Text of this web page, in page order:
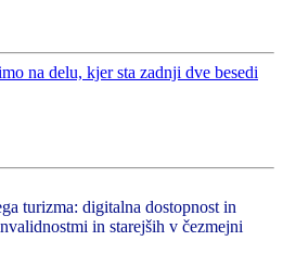
turizma: digitalna dostopnost in
in starejših v čezmejni